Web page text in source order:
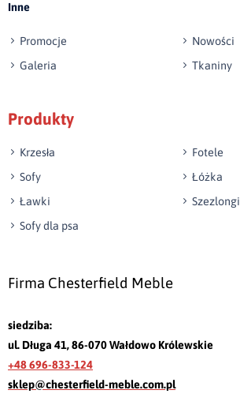
Inne
Promocje
Nowości
Galeria
Tkaniny
Produkty
Krzesła
Fotele
Sofy
Łóżka
Ławki
Szezlongi
Sofy dla psa
Firma Chesterfield Meble
siedziba:
ul. Długa 41, 86-070 Wałdowo Królewskie
+48 696-833-124
sklep@chesterfield-meble.com.pl